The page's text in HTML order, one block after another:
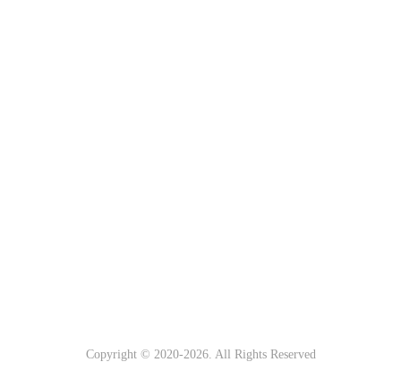
Copyright © 2020-2026. All Rights Reserved